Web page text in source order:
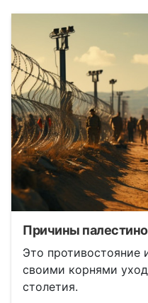
Причины
Это
своими корнями
столетия.